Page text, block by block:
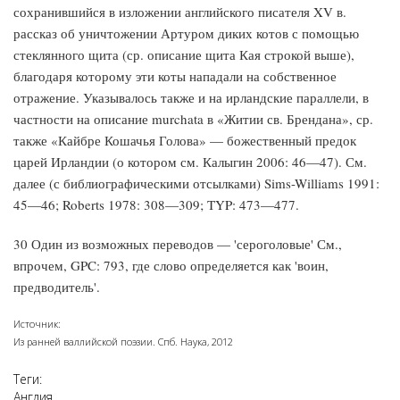
сохранившийся в изложении английского писателя XV в.
рассказ об уничтожении Артуром диких котов с помощью
стеклянного щита (ср. описание щита Кая строкой выше),
благодаря которому эти коты нападали на собственное
отражение. Указывалось также и на ирландские параллели, в
частности на описание murchata в «Житии св. Брендана», ср.
также «Кайбре Кошачья Голова» — божественный предок
царей Ирландии (о котором см. Калыгин 2006: 46—47). См.
далее (с библиографическими отсылками) Sims-Williams 1991:
45—46; Roberts 1978: 308—309; TYP: 473—477.
30 Один из возможных переводов — 'сероголовые' См.,
впрочем, GPC: 793, где слово определяется как 'воин,
предводитель'.
Источник:
Из ранней валлийской поэзии. Спб. Наука, 2012
Теги: